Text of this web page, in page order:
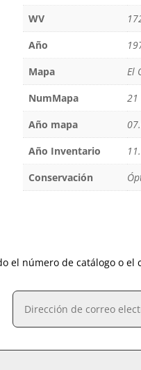
WV
Año
Mapa
El
NumMapa
21
Año mapa
Año Inventario
Conservación
número de catálogo o el